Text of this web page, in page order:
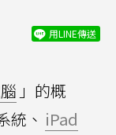
用LINE傳送
」的概
統、 iPad